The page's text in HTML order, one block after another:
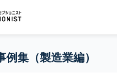
例集（製造業編）